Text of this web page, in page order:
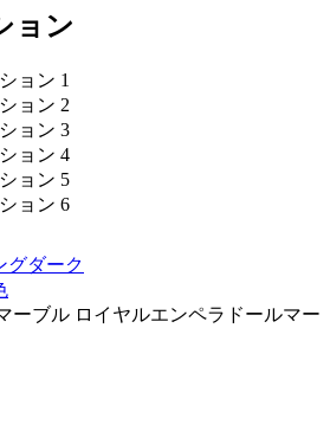
ョン
グダーク
ーブル ロイヤルエンペラドールマー